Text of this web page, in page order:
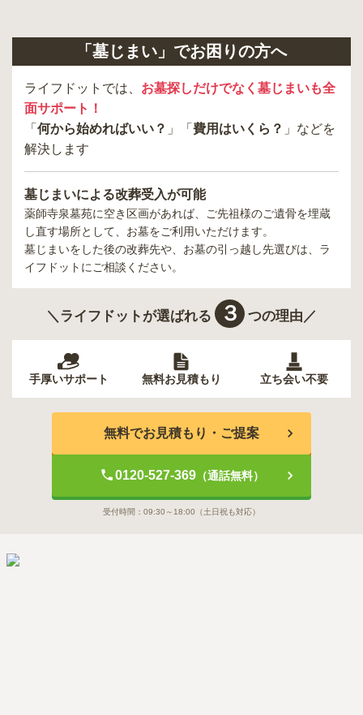
「墓じまい」でお困りの方へ
ライフドットでは、 お墓探しだけでなく墓じまいも全
面サポート！
「 何から始めればいい？ 」「 費用はいくら？ 」などを
解決します
墓じまいによる改葬受入が可能
薬師寺泉墓苑に空き区画があれば、ご先祖様のご遺骨を埋蔵
し直す場所として、お墓をご利用いただけます。
墓じまいをした後の改葬先や、お墓の引っ越し先選びは、ラ
イフドットにご相談ください。
＼ライフドットが選ばれる ３ つの理由／
手厚いサポート 無料お見積もり 立ち会い不要
無料でお見積もり・ご提案
0120-527-369（通話無料）
受付時間： 09:30～18:00 （土日祝も対応）